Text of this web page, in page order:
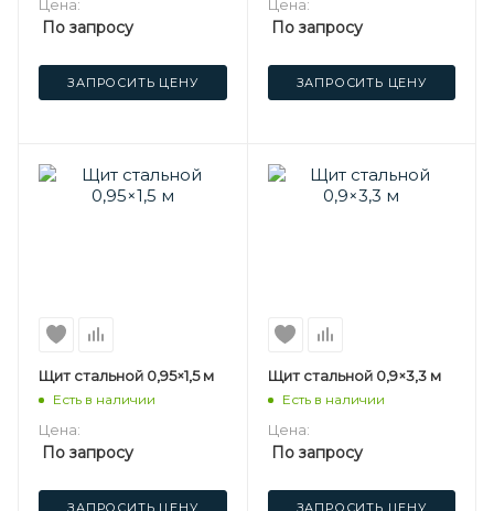
Цена:
По запросу
ЗАПРОСИТЬ ЦЕНУ
Цена:
По запросу
ЗАПРОСИТЬ ЦЕНУ
Щит стальной 0,95×1,5 м
Есть в наличии
Цена:
По запросу
ЗАПРОСИТЬ ЦЕНУ
Щит стальной 0,9×3,3 м
Есть в наличии
Цена:
По запросу
ЗАПРОСИТЬ ЦЕНУ